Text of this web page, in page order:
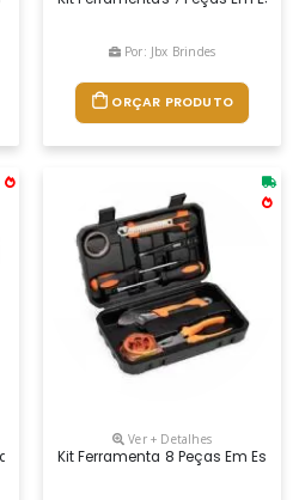
Por: Jbx Brindes
ORÇAR PRODUTO
Personalizada É O Brinde
Ver + Detalhes
Kit Ferramenta 8 Peças Em